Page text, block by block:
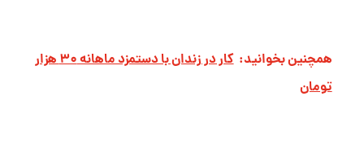
همچنین بخوانید:
کار در زندان با دستمزد ماهانه ۳۰ هزار
تومان